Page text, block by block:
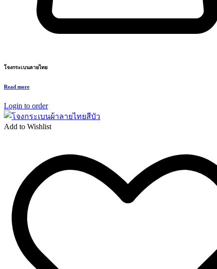
โจงกระเบนลายไทย
Read more
Login to order
Add to Wishlist